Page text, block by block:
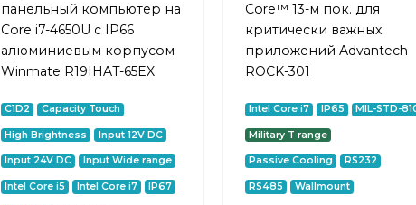
панельный компьютер на
Core i7-4650U с IP66
алюминиевым корпусом
Winmate R19IHAT-65EX
C1D2 Capacity Touch
High Brightness Input 12V DC
Input 24V DC Input Wide range
Intel Core i5 Intel Core i7 IP67
Core™ 13-м пок. для
критически важных
приложений Advantech
ROCK-301
Intel Core i7 IP65 MIL-STD-
Military T range
Passive Cooling RS232
RS485 Wallmount